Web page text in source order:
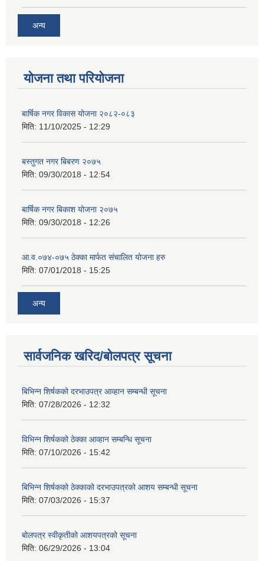
अन्य
योजना तथा परियोजना
बार्षिक नगर विकास योजना २०८२-०८३
मिति: 11/10/2025 - 12:29
बस्तुगत नगर बिबरण २०७५
मिति: 09/30/2018 - 12:54
बार्षिक नगर बिकाश योजना २०७५
मिति: 09/30/2018 - 12:26
आ.व.०७४-०७५ ठेक्का मार्फत संचालित योजना हरु
मिति: 07/01/2018 - 15:25
अन्य
सार्वजनिक खरिद/बोलपत्र सूचना
बिभिन्‍न शिर्षकको दरभाउपत्र आव्हान सम्बन्धी सूचना
मिति: 07/28/2026 - 12:32
विभिन्न शिर्षकको ठेक्का आव्हान सम्बन्धि सूचना
मिति: 07/10/2026 - 15:42
बिभिन्‍न शिर्षकको ठेक्काको दरभाउपत्रको आशय सम्बन्धी सूचना
मिति: 07/03/2026 - 15:37
बोलपत्र स्वीकृतीको आशयपत्रको सूचना
मिति: 06/29/2026 - 13:04